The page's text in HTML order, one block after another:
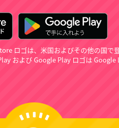
ロゴは、米国およびその他の国で
および Google Play ロゴは Google